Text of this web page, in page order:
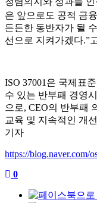
은 앞으로도 공적 금
든든한 동반자가 될
선으로 지켜가겠다.”
ISO 37001 은 국제표
수 있는 반부패 경영
으로, CEO의 반부패
교육 및 지속적인 개
기자
https://blog.naver.com/
0